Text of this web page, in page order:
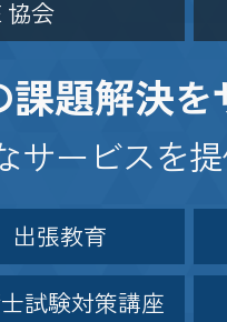
協会
課題解決を
サービスを
出張教育
試験対策講座